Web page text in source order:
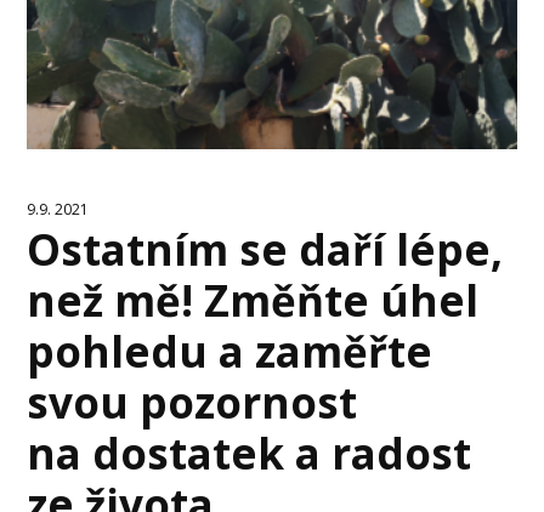
9.9. 2021
Ostatním se daří lépe,
než mě! Změňte úhel
pohledu a zaměřte
svou pozornost
na dostatek a radost